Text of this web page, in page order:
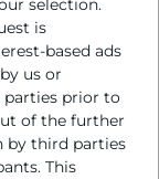
selection.
is
based ads
us or
prior to
of the further
by third parties
This
para
sobre tu
de acción